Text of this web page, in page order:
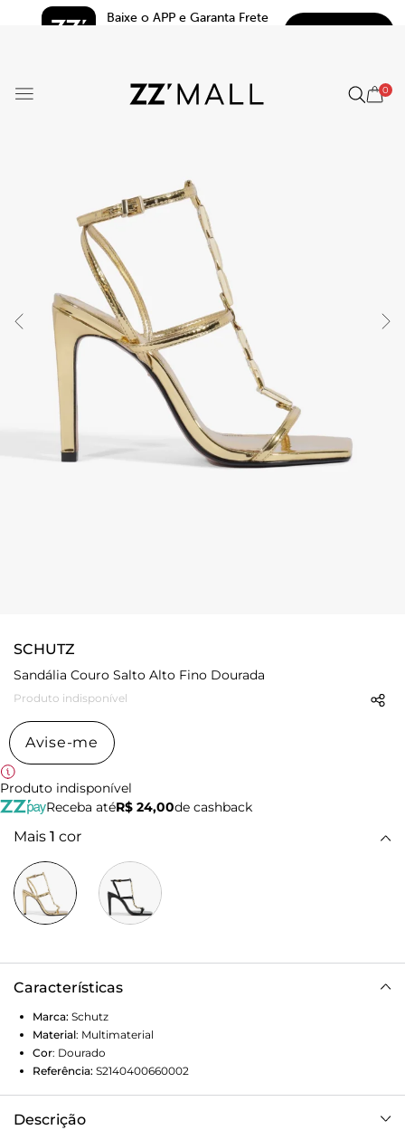
Baixe o APP e Garanta Frete
0
SCHUTZ
Sandália Couro Salto Alto Fino Dourada
Produto indisponível
Avise-me
Produto indisponível
Receba atéR$ 24,00de cashback
Mais 1 cor
Características
Marca: Schutz
Material: Multimaterial
Cor: Dourado
Referência: S2140400660002
Descrição